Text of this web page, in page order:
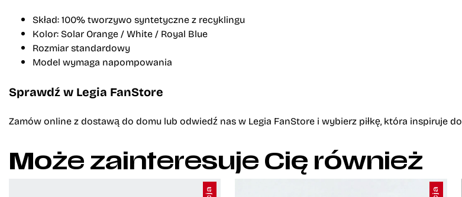
Skład: 100% tworzywo syntetyczne z recyklingu
Kolor: Solar Orange / White / Royal Blue
Rozmiar standardowy
Model wymaga napompowania
Sprawdź w Legia FanStore
Zamów online z dostawą do domu lub odwiedź nas w Legia FanStore i wybierz piłkę, która inspiruje
Może zainteresuje Cię również